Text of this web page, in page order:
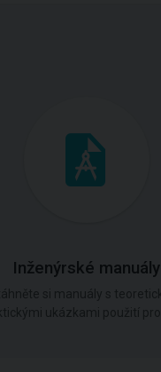
Inženýrské manuály